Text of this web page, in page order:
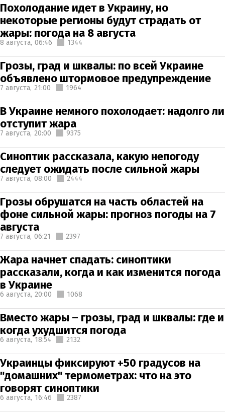
Похолодание идет в Украину, но
некоторые регионы будут страдать от
жары: погода на 8 августа
8 августа, 06:46 1344
Грозы, град и шквалы: по всей Украине
объявлено штормовое предупреждение
7 августа, 21:00 1964
В Украине немного похолодает: надолго ли
отступит жара
7 августа, 20:00 9375
Синоптик рассказала, какую непогоду
следует ожидать после сильной жары
7 августа, 08:00 2444
Грозы обрушатся на часть областей на
фоне сильной жары: прогноз погоды на 7
августа
7 августа, 06:21 2397
Жара начнет спадать: синоптики
рассказали, когда и как изменится погода
в Украине
6 августа, 20:00 1068
Вместо жары – грозы, град и шквалы: где и
когда ухудшится погода
6 августа, 18:54 2132
Украинцы фиксируют +50 градусов на
"домашних" термометрах: что на это
говорят синоптики
6 августа, 16:46 2387